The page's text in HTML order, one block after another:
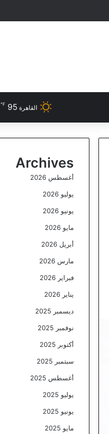
القاهرة 95
℉
Archives
أغسطس 2026
يوليو 2026
يونيو 2026
مايو 2026
أبريل 2026
مارس 2026
فبراير 2026
يناير 2026
ديسمبر 2025
نوفمبر 2025
أكتوبر 2025
سبتمبر 2025
أغسطس 2025
يوليو 2025
يونيو 2025
مايو 2025